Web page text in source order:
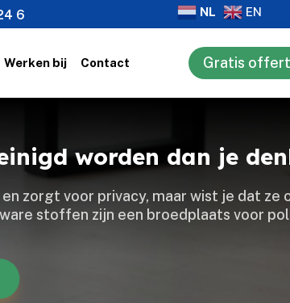
6 NL EN
Werken bij Contact Gratis
worden dan je
zorgt voor privacy, maar wist je dat ze
stoffen zijn een broedplaats voor